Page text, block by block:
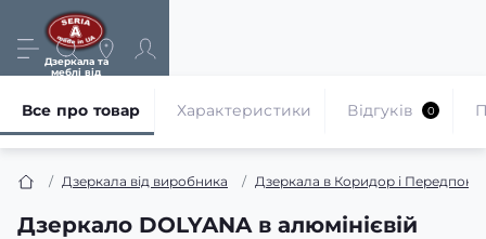
Дзеркала та
меблі від
Дзеркала від виробника Дзеркала в Коридор і Передпокій
Дзеркало DOLYANA в алюмінієвій
Все про товар Характеристики Відгуків 0